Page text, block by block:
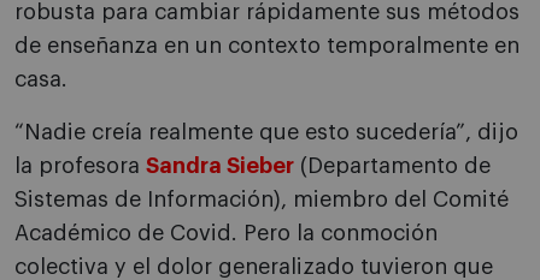
robusta para cambiar rápidamente sus métodos
de enseñanza en un contexto temporalmente en
casa.
“Nadie creía realmente que esto sucedería”, dijo
la profesora Sandra Sieber (Departamento de
Sistemas de Información), miembro del Comité
Académico de Covid. Pero la conmoción
colectiva y el dolor generalizado tuvieron que